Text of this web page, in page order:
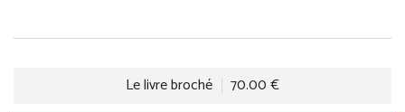
Le livre broché 70.00 €